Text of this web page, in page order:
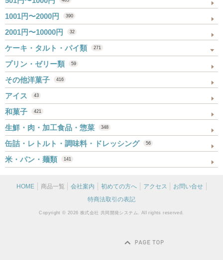
1001円〜2000円 390
2001円〜10000円 32
ケーキ・タルト・パイ類 271
プリン・ゼリー類 59
その他洋菓子 416
アイス 43
和菓子 421
生鮮・肉・加工食品・惣菜 348
缶詰・レトルト・調味料・ドレッシング 56
米・パン・麺類 141
HOME 商品一覧 会社案内 初めての方へ アクセス
お問い合せ
特商法取引の表記
Copyright © 2026 株式会社 共同開発システム. All rights reserved.